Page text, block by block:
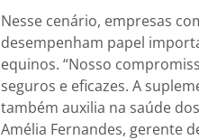
Nesse cenário, empresas
desempenham papel
equinos. “Nosso
seguros e eficazes. A
também auxilia na saúde
Amélia Fernandes, gerente